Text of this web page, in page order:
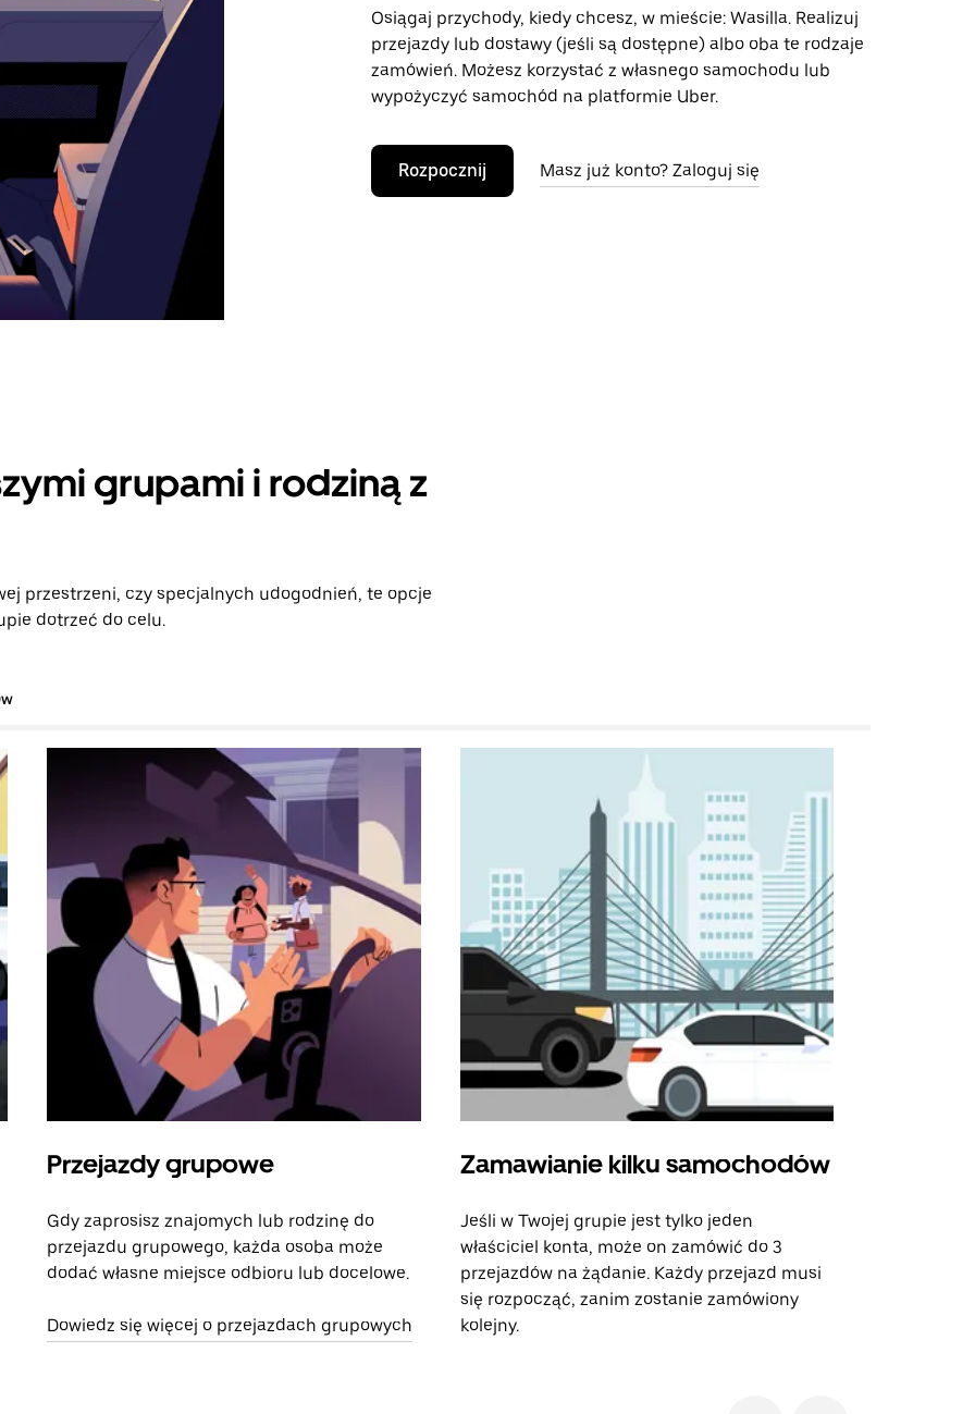
Osiągaj przychody, kiedy chcesz, w mieście: Wasilla. Realizuj
przejazdy lub dostawy (jeśli są dostępne) albo oba te rodzaje
zamówień. Możesz korzystać z własnego samochodu lub
wypożyczyć samochód na platformie Uber.
Rozpocznij Masz już konto? Zaloguj się
grupami i rodziną z
przestrzeni, czy specjalnych udogodnień, te opcje
dotrzeć do celu.
Przejazdy grupowe
Gdy zaprosisz znajomych lub rodzinę do
przejazdu grupowego, każda osoba może
dodać własne miejsce odbioru lub docelowe.
Dowiedz się więcej o przejazdach grupowych
Zamawianie kilku samochodów
Jeśli w Twojej grupie jest tylko jeden
właściciel konta, może on zamówić do 3
przejazdów na żądanie. Każdy przejazd musi
się rozpocząć, zanim zostanie zamówiony
kolejny.